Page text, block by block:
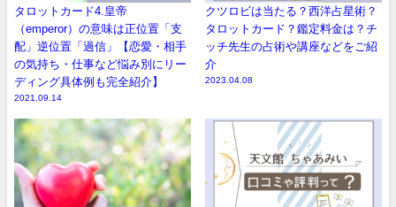
タロットカード4.皇帝
（emperor）の意味は正位置「支
配」逆位置「過信」【恋愛・相手
の気持ち・仕事など悩み別にリー
ディング具体例も完全紹介】
2021.09.14
クツロビは当たる？西洋占星術？
タロットカード？鑑定料金は？チ
ッチ先生の占術や講座などをご紹
介
2023.04.08